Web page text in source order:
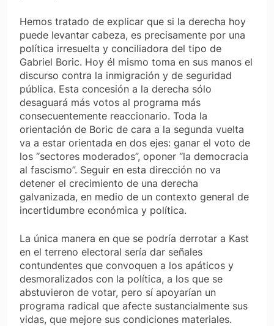
Hemos tratado de explicar que si la derecha hoy
puede levantar cabeza, es precisamente por una
política irresuelta y conciliadora del tipo de
Gabriel Boric. Hoy él mismo toma en sus manos el
discurso contra la inmigración y de seguridad
pública. Esta concesión a la derecha sólo
desaguará más votos al programa más
consecuentemente reaccionario. Toda la
orientación de Boric de cara a la segunda vuelta
va a estar orientada en dos ejes: ganar el voto de
los “sectores moderados”, oponer “la democracia
al fascismo”. Seguir en esta dirección no va
detener el crecimiento de una derecha
galvanizada, en medio de un contexto general de
incertidumbre económica y política.
La única manera en que se podría derrotar a Kast
en el terreno electoral sería dar señales
contundentes que convoquen a los apáticos y
desmoralizados con la política, a los que se
abstuvieron de votar, pero sí apoyarían un
programa radical que afecte sustancialmente sus
vidas, que mejore sus condiciones materiales.